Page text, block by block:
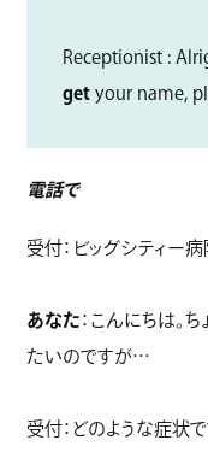
Receptionist :
get your name,
電話で
受付：ビッグシティー
あなた ：こんにちは。
たいのですが…
受付：どのような症状